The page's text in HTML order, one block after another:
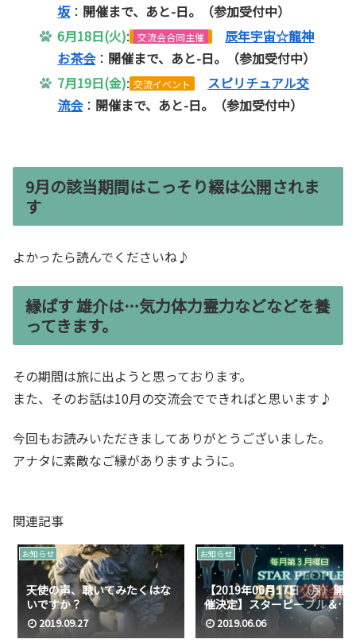
坂： 開催まで、あと-日。 （参加受付中）
6月18日(火): 交流会合同主催
辰年宇宙☆龍神
お茶会： 開催まで、あと-日。 （参加受付中）
7月19日(金): 交流イベント
スピリチュアル交
流会： 開催まで、あと-日。 （参加受付中）
9月の該当期間はこっそり綴は公開されま
す
よかったら読んでくださいね♪
縁ぱす 雄介は…気力体力霊力などなどを養
ってきます。
その期間は旅に出ようと思っております。
また、そのお話は10月の交流会でできればと思います♪
今回もお読みいただきましてありがとうございました。
アナタに素敵なご縁がありますように。
関連記事
お知らせ
天使の声、聴いてみたくはな
いですか？
2019.09.27
お知らせ
【2019年06月17日（月）開
催決定】スターピープル＆ス
ターシード交流会
2019.06.06